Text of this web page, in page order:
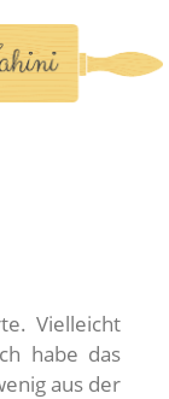
Vielleicht
habe das
aus der